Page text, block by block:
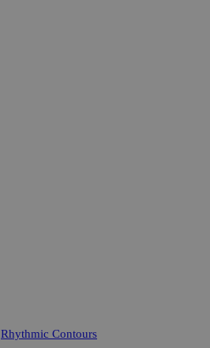
Rhythmic Contours